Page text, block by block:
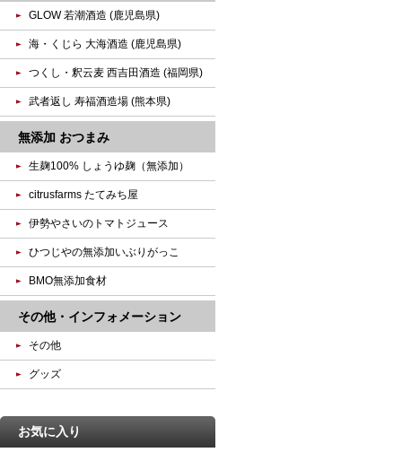
GLOW 若潮酒造 (鹿児島県)
海・くじら 大海酒造 (鹿児島県)
つくし・釈云麦 西吉田酒造 (福岡県)
武者返し 寿福酒造場 (熊本県)
無添加 おつまみ
生麹100% しょうゆ麹（無添加）
citrusfarms たてみち屋
伊勢やさいのトマトジュース
ひつじやの無添加いぶりがっこ
BMO無添加食材
その他・インフォメーション
その他
グッズ
お気に入り